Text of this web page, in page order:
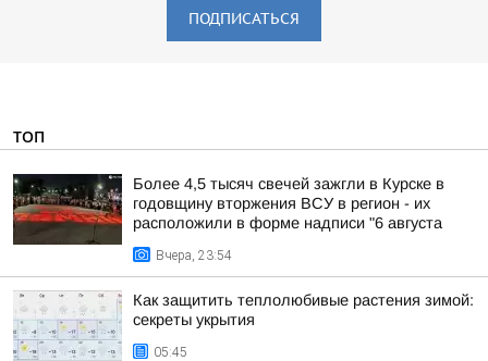
ПОДПИСАТЬСЯ
ТОП
Более 4,5 тысяч свечей зажгли в Курске в
годовщину вторжения ВСУ в регион - их
расположили в форме надписи "6 августа
Вчера, 23:54
Как защитить теплолюбивые растения зимой:
секреты укрытия
05:45